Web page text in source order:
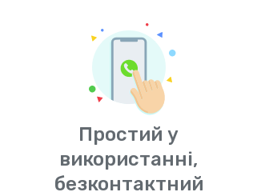
Простий у
використанні,
безконтактний